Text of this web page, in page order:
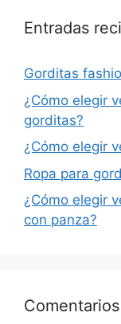
Entradas
Gorditas
¿Cómo elegir
gorditas?
¿Cómo elegir
Ropa para
¿Cómo elegir
con panza?